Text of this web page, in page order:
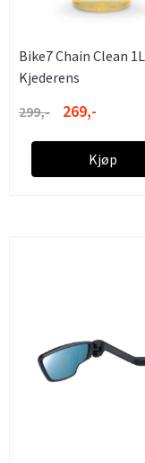
Bike7 Chain Clean 1L
Kjederens
299,-
269,-
Kjøp